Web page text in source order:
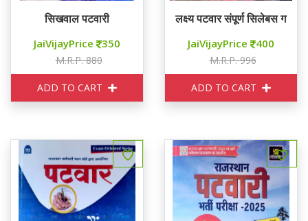
सिखवाल पटवारी
JaiVijayPrice 350
M.R.P. 880
ADD TO CART
लक्ष्य पटवार संपूर्ण सिलेबस गाइड
JaiVijayPrice 400
M.R.P. 996
ADD TO CART